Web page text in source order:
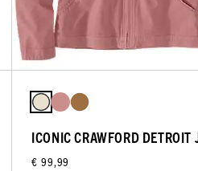
ICONIC CRAWFORD DETROIT
€ 99,99